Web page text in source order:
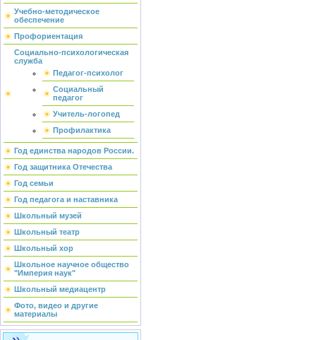
Учебно-методическое
обеспечение
Профориентация
Социально-психологическая
служба
Педагог-психолог
Социальный
педагог
Учитель-логопед
Профилактика
Год единства народов России.
Год защитника Отечества
Год семьи
Год педагога и наставника
Школьный музей
Школьный театр
Школьный хор
Школьное научное общество
"Империя наук"
Школьный медиацентр
Фото, видео и другие
материалы